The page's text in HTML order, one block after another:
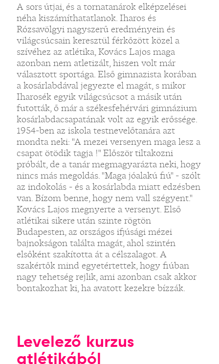
A sors útjai, és a tornatanárok elképzelései
néha kiszámíthatatlanok. Iharos és
Rózsavölgyi nagyszerű eredményein és
világcsúcsain keresztül férkőzött közel a
szívéhez az atlétika, Kovács Lajos maga
azonban nem atletizált, hiszen volt már
választott sportága. Első gimnazista korában
a kosárlabdával jegyezte el magát, s mikor
Iharosék egyik világcsúcsot a másik után
futották, ő már a székesfehérvári gimnázium
kosárlabdacsapatának volt az egyik erőssége.
1954-ben az iskola testnevelőtanára azt
mondta neki: "A mezei versenyen maga lesz a
csapat ötödik tagja !" Először tiltakozni
próbált, de a tanár megmagyarázta neki, hogy
nincs más megoldás. "Maga jóalakú fiú" - szólt
az indokolás - és a kosárlabda miatt edzésben
van. Bízom benne, hogy nem vall szégyent."
Kovács Lajos megnyerte a versenyt. Első
atlétikai sikere után szinte rögtön
Budapesten, az országos ifjúsági mézei
bajnokságon találta magát, ahol szintén
elsőként szakította át a célszalagot. A
szakértők mind egyetértettek, hogy fiúban
nagy tehetség rejlik, ami azonban csak akkor
bontakozhat ki, ha avatott kezekre bízzák.
Levelező kurzus
atlétikából